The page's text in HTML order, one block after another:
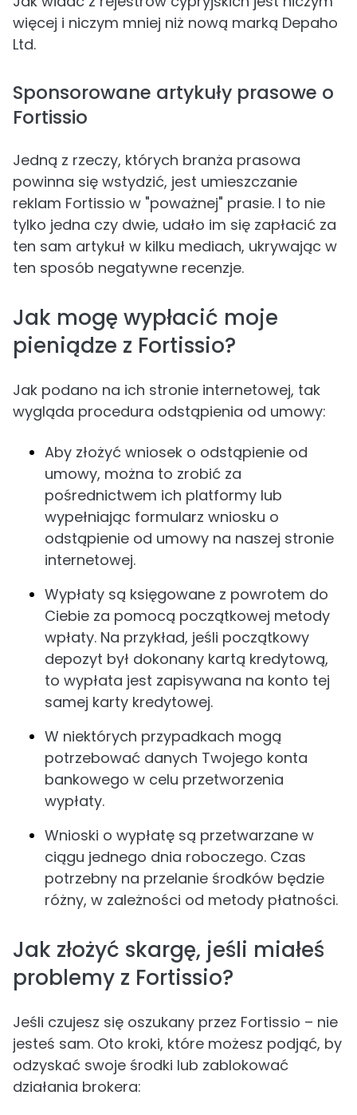
więcej i niczym mniej niż nową marką Depaho
Ltd.
Sponsorowane artykuły prasowe o
Fortissio
Jedną z rzeczy, których branża prasowa
powinna się wstydzić, jest umieszczanie
reklam Fortissio w "poważnej" prasie. I to nie
tylko jedna czy dwie, udało im się zapłacić za
ten sam artykuł w kilku mediach, ukrywając w
ten sposób negatywne recenzje.
Jak mogę wypłacić moje
pieniądze z Fortissio?
Jak podano na ich stronie internetowej, tak
wygląda procedura odstąpienia od umowy:
Aby złożyć wniosek o odstąpienie od
umowy, można to zrobić za
pośrednictwem ich platformy lub
wypełniając formularz wniosku o
odstąpienie od umowy na naszej stronie
internetowej.
Wypłaty są księgowane z powrotem do
Ciebie za pomocą początkowej metody
wpłaty. Na przykład, jeśli początkowy
depozyt był dokonany kartą kredytową,
to wypłata jest zapisywana na konto tej
samej karty kredytowej.
W niektórych przypadkach mogą
potrzebować danych Twojego konta
bankowego w celu przetworzenia
wypłaty.
Wnioski o wypłatę są przetwarzane w
ciągu jednego dnia roboczego. Czas
potrzebny na przelanie środków będzie
różny, w zależności od metody płatności.
Jak złożyć skargę, jeśli miałeś
problemy z Fortissio?
Jeśli czujesz się oszukany przez Fortissio – nie
jesteś sam. Oto kroki, które możesz podjąć, by
odzyskać swoje środki lub zablokować
działania brokera: